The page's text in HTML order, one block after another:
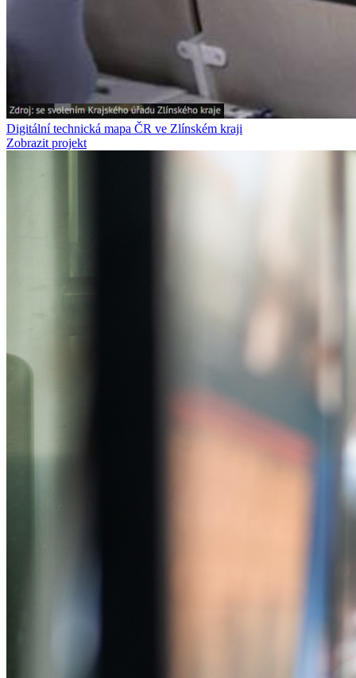
Digitální technická mapa ČR ve Zlínském kraji
Zobrazit projekt